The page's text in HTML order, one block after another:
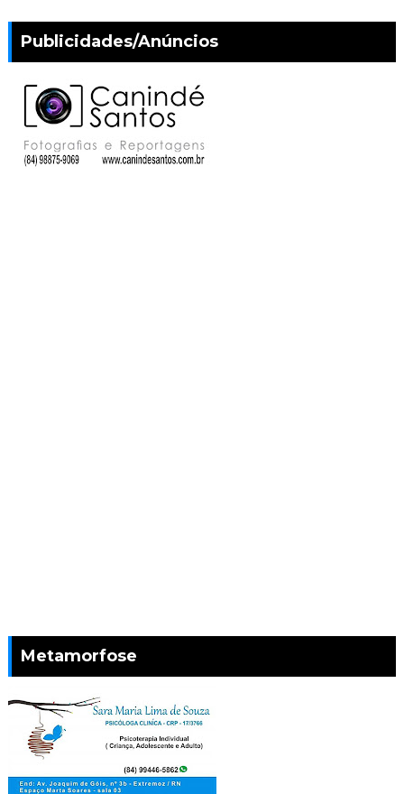
Publicidades/Anúncios
Metamorfose